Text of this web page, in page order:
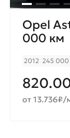
Opel
000 км
2012 245 000
от 13.736₽/